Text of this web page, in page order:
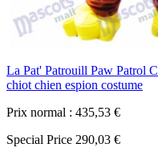
La Pat' Patrouill Paw Patrol
chiot chien espion costume
Prix normal : 435,53 €
Special Price 290,03 €